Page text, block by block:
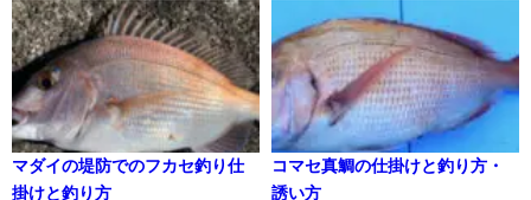
マダイの堤防でのフカセ釣り仕
掛けと釣り方
コマセ真鯛の仕掛けと釣り方・
誘い方